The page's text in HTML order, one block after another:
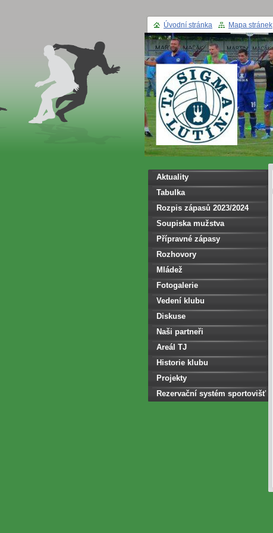
Aktuality
Tabulka
Rozpis zápasů 2023/2024
Soupiska mužstva
Přípravné zápasy
Rozhovory
Mládež
Fotogalerie
Vedení klubu
Diskuse
Naši partneři
Areál TJ
Historie klubu
Projekty
Rezervační systém sportovišť
Úvodní stránka Mapa stránek